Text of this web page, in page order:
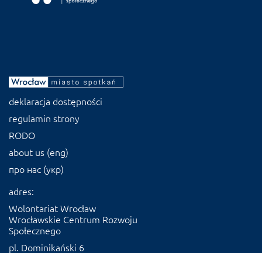
deklaracja dostępności
regulamin strony
RODO
about us (eng)
про нас (укр)
adres:
Wolontariat Wrocław
Wrocławskie Centrum Rozwoju
Społecznego
pl. Dominikański 6